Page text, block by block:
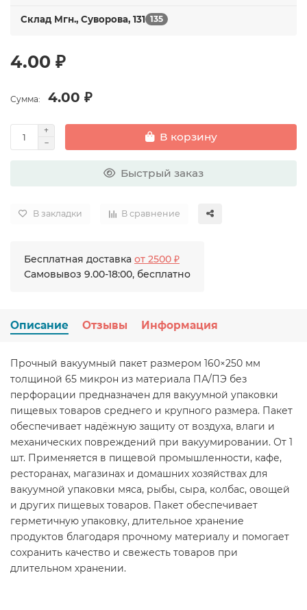
Склад Мгн., Суворова, 131 135
4.00 ₽
Сумма: 4.00 ₽
В корзину
Быстрый заказ
В закладки В сравнение
Бесплатная доставка от 2500 ₽
Самовывоз 9.00-18:00, бесплатно
Описание Отзывы Информация
Прочный вакуумный пакет размером 160×250 мм
толщиной 65 микрон из материала ПА/ПЭ без
перфорации предназначен для вакуумной упаковки
пищевых товаров среднего и крупного размера. Пакет
обеспечивает надёжную защиту от воздуха, влаги и
механических повреждений при вакуумировании. От 1
шт. Применяется в пищевой промышленности, кафе,
ресторанах, магазинах и домашних хозяйствах для
вакуумной упаковки мяса, рыбы, сыра, колбас, овощей
и других пищевых товаров. Пакет обеспечивает
герметичную упаковку, длительное хранение
продуктов благодаря прочному материалу и помогает
сохранить качество и свежесть товаров при
длительном хранении.